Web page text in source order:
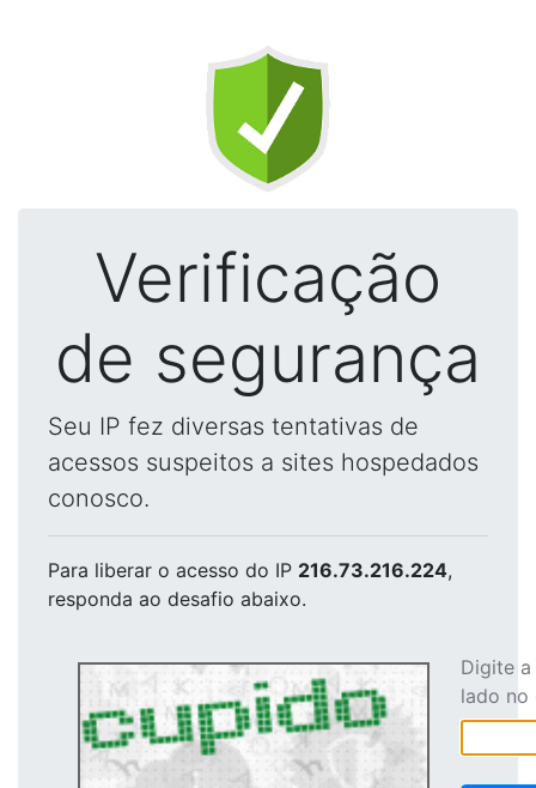
Verificação
de segurança
Seu IP fez diversas tentativas de
acessos suspeitos a sites hospedados
conosco.
Para liberar o acesso do IP 216.73.216.224,
responda ao desafio abaixo.
Digite
lado no